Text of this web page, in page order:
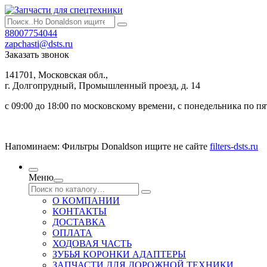
88007754044
zapchasti@dsts.ru
Заказать звонок
141701, Московская обл.,
г. Долгопрудный, Промышленный проезд, д. 14
с 09:00 до 18:00 по московскому времени, с понедельника по
Напоминаем: Фильтры Donaldson ищите не сайте filters-dsts.ru
Меню
О КОМПАНИИ
КОНТАКТЫ
ДОСТАВКА
ОПЛАТА
ХОДОВАЯ ЧАСТЬ
ЗУБЬЯ КОРОНКИ АДАПТЕРЫ
ЗАПЧАСТИ ДЛЯ ДОРОЖНОЙ ТЕХНИКИ